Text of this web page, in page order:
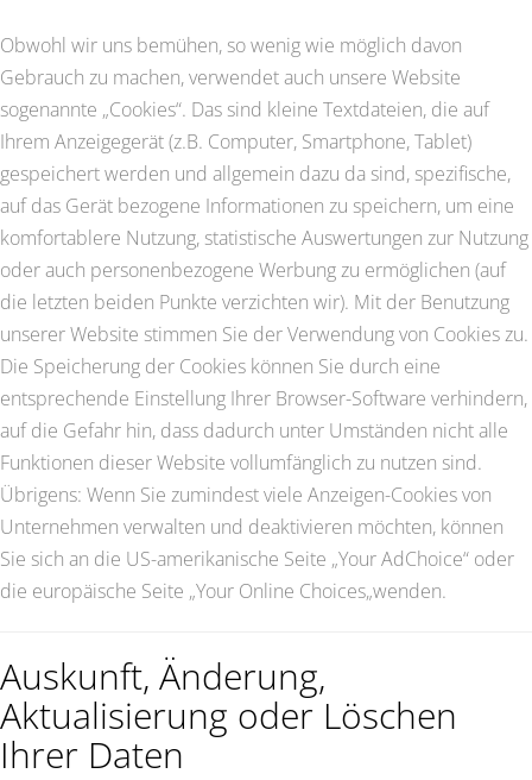
Obwohl wir uns bemühen, so wenig wie möglich davon
Gebrauch zu machen, verwendet auch unsere Website
sogenannte „Cookies“. Das sind kleine Textdateien, die auf
Ihrem Anzeigegerät (z.B. Computer, Smartphone, Tablet)
gespeichert werden und allgemein dazu da sind, spezifische,
auf das Gerät bezogene Informationen zu speichern, um eine
komfortablere Nutzung, statistische Auswertungen zur Nutzung
oder auch personenbezogene Werbung zu ermöglichen (auf
die letzten beiden Punkte verzichten wir). Mit der Benutzung
unserer Website stimmen Sie der Verwendung von Cookies zu.
Die Speicherung der Cookies können Sie durch eine
entsprechende Einstellung Ihrer Browser-Software verhindern,
auf die Gefahr hin, dass dadurch unter Umständen nicht alle
Funktionen dieser Website vollumfänglich zu nutzen sind.
Übrigens: Wenn Sie zumindest viele Anzeigen-Cookies von
Unternehmen verwalten und deaktivieren möchten, können
Sie sich an die US-amerikanische Seite „Your AdChoice“ oder
die europäische Seite „Your Online Choices„wenden.
Auskunft, Änderung,
Aktualisierung oder Löschen
Ihrer Daten